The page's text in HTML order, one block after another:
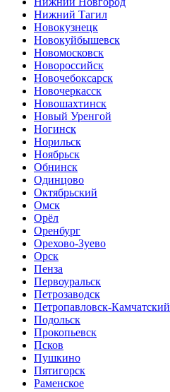
Нижний Тагил
Новокузнецк
Новокуйбышевск
Новомосковск
Новороссийск
Новочебоксарск
Новочеркасск
Новошахтинск
Новый Уренгой
Ногинск
Норильск
Ноябрьск
Обнинск
Одинцово
Октябрьский
Омск
Орёл
Оренбург
Орехово-Зуево
Орск
Пенза
Первоуральск
Петрозаводск
Петропавловск-Камчатский
Подольск
Прокопьевск
Псков
Пушкино
Пятигорск
Раменское